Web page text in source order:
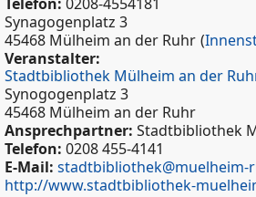
Synagogenplatz 3
45468 Mülheim an der Ruhr (
Veranstalter:
Stadtbibliothek Mülheim an der
Synogogenplatz 3
45468 Mülheim an der Ruhr
Ansprechpartner: Stadtbibliothek
Telefon: 0208 455-4141
E-Mail: stadtbibliothek@muelheim-
http://www.stadtbibliothek-